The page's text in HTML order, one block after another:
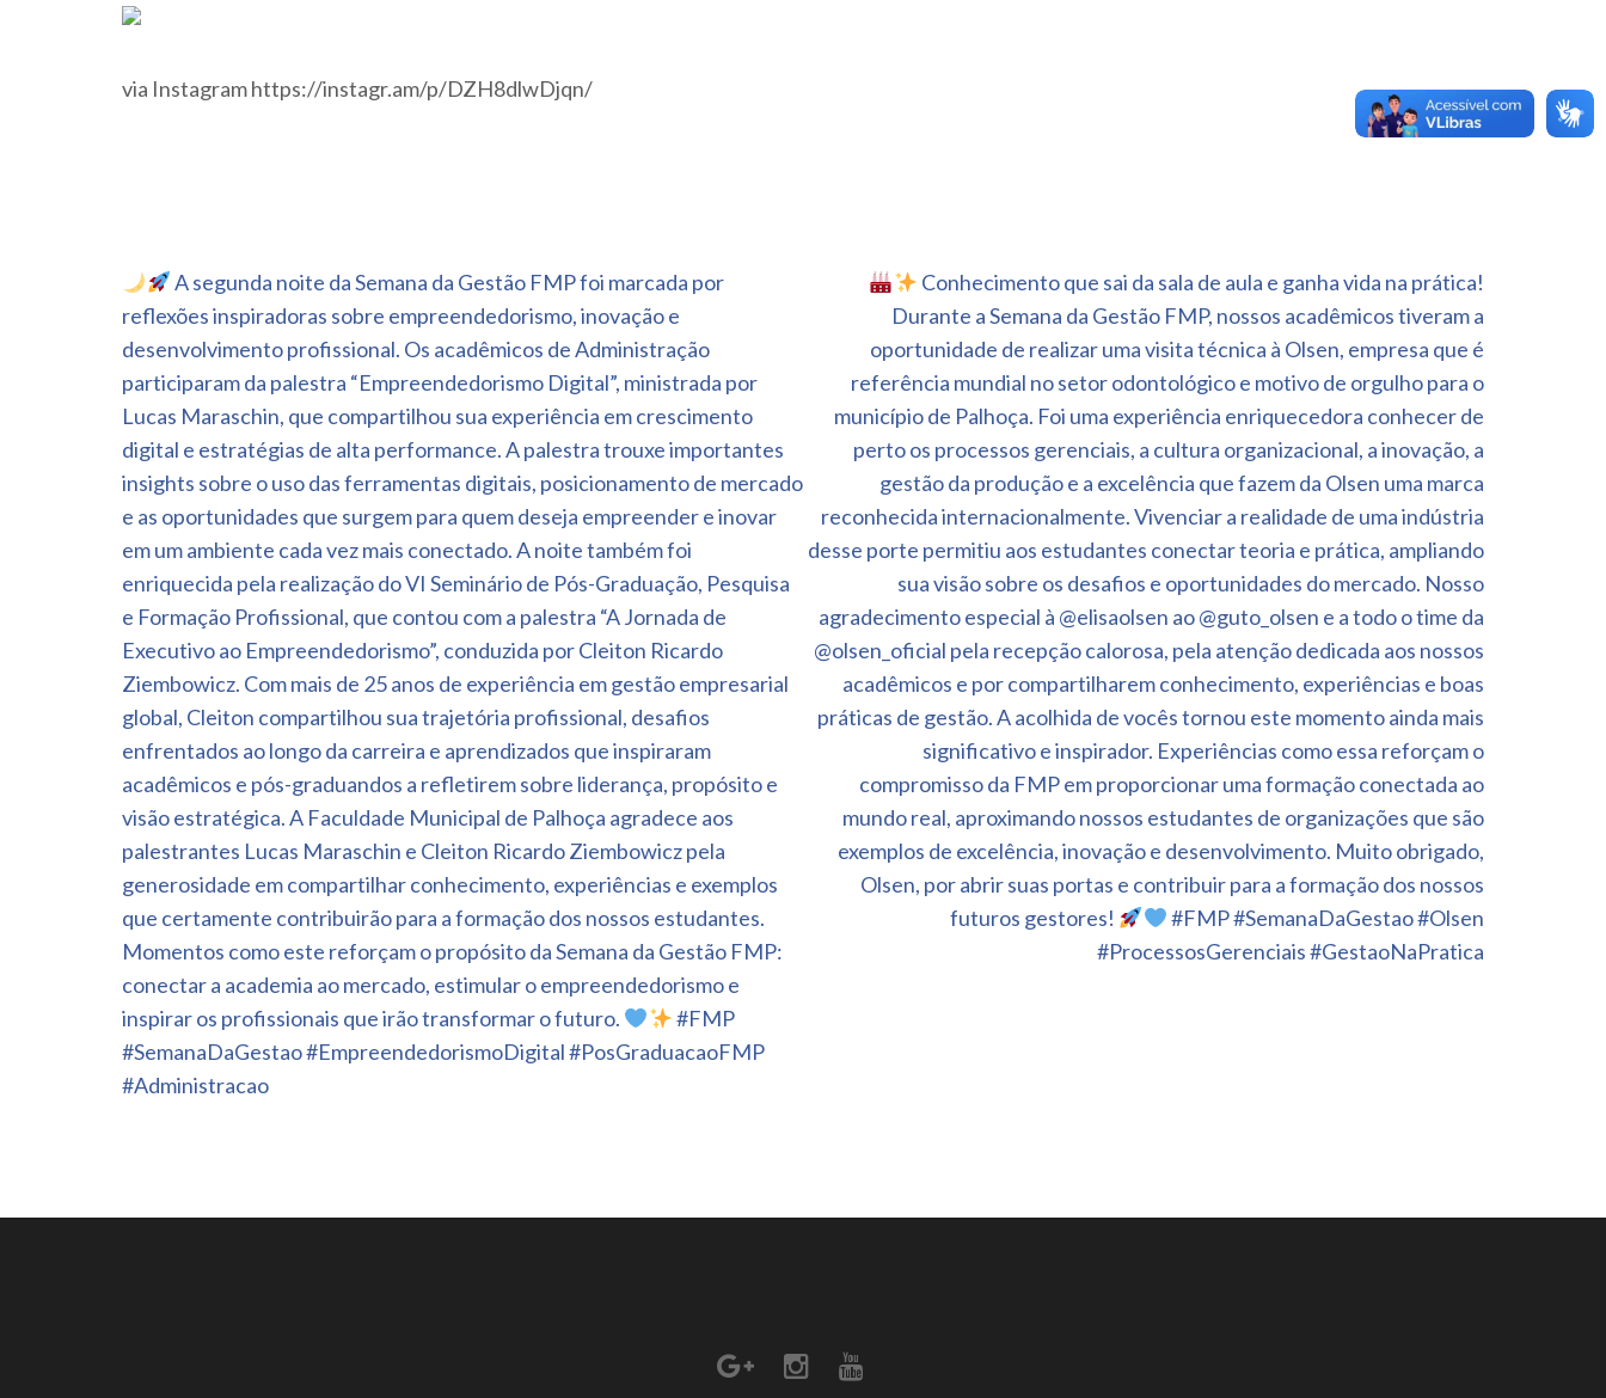
via Instagram https://instagr.am/p/DZH8dlwDjqn/
Navegação
de
Post
A segunda noite da Semana da Gestão FMP foi marcada por
reflexões inspiradoras sobre empreendedorismo, inovação e
desenvolvimento profissional. Os acadêmicos de Administração
participaram da palestra “Empreendedorismo Digital”, ministrada por
Lucas Maraschin, que compartilhou sua experiência em crescimento
digital e estratégias de alta performance. A palestra trouxe importantes
insights sobre o uso das ferramentas digitais, posicionamento de mercado
e as oportunidades que surgem para quem deseja empreender e inovar
em um ambiente cada vez mais conectado. A noite também foi
enriquecida pela realização do VI Seminário de Pós-Graduação, Pesquisa
e Formação Profissional, que contou com a palestra “A Jornada de
Executivo ao Empreendedorismo”, conduzida por Cleiton Ricardo
Ziembowicz. Com mais de 25 anos de experiência em gestão empresarial
global, Cleiton compartilhou sua trajetória profissional, desafios
enfrentados ao longo da carreira e aprendizados que inspiraram
acadêmicos e pós-graduandos a refletirem sobre liderança, propósito e
visão estratégica. A Faculdade Municipal de Palhoça agradece aos
palestrantes Lucas Maraschin e Cleiton Ricardo Ziembowicz pela
generosidade em compartilhar conhecimento, experiências e exemplos
que certamente contribuirão para a formação dos nossos estudantes.
Momentos como este reforçam o propósito da Semana da Gestão FMP:
conectar a academia ao mercado, estimular o empreendedorismo e
inspirar os profissionais que irão transformar o futuro.
#FMP
#SemanaDaGestao #EmpreendedorismoDigital #PosGraduacaoFMP
#Administracao
Conhecimento que sai da sala de aula e ganha vida na prática!
Durante a Semana da Gestão FMP, nossos acadêmicos tiveram a
oportunidade de realizar uma visita técnica à Olsen, empresa que é
referência mundial no setor odontológico e motivo de orgulho para o
município de Palhoça. Foi uma experiência enriquecedora conhecer de
perto os processos gerenciais, a cultura organizacional, a inovação, a
gestão da produção e a excelência que fazem da Olsen uma marca
reconhecida internacionalmente. Vivenciar a realidade de uma indústria
desse porte permitiu aos estudantes conectar teoria e prática, ampliando
sua visão sobre os desafios e oportunidades do mercado. Nosso
agradecimento especial à @elisaolsen ao @guto_olsen e a todo o time da
@olsen_oficial pela recepção calorosa, pela atenção dedicada aos nossos
acadêmicos e por compartilharem conhecimento, experiências e boas
práticas de gestão. A acolhida de vocês tornou este momento ainda mais
significativo e inspirador. Experiências como essa reforçam o
compromisso da FMP em proporcionar uma formação conectada ao
mundo real, aproximando nossos estudantes de organizações que são
exemplos de excelência, inovação e desenvolvimento. Muito obrigado,
Olsen, por abrir suas portas e contribuir para a formação dos nossos
futuros gestores!
#FMP #SemanaDaGestao #Olsen
#ProcessosGerenciais #GestaoNaPratica